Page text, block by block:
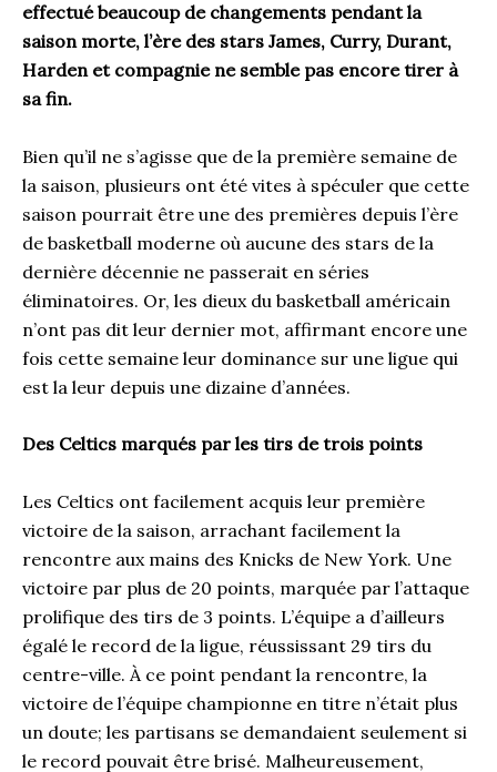
effectué beaucoup de changements pendant la
saison morte, l’ère des stars James, Curry, Durant,
Harden et compagnie ne semble pas encore tirer à
sa fin.
Bien qu’il ne s’agisse que de la première semaine de
la saison, plusieurs ont été vites à spéculer que cette
saison pourrait être une des premières depuis l’ère
de basketball moderne où aucune des stars de la
dernière décennie ne passerait en séries
éliminatoires. Or, les dieux du basketball américain
n’ont pas dit leur dernier mot, affirmant encore une
fois cette semaine leur dominance sur une ligue qui
est la leur depuis une dizaine d’années.
Des Celtics marqués par les tirs de trois points
Les Celtics ont facilement acquis leur première
victoire de la saison, arrachant facilement la
rencontre aux mains des Knicks de New York. Une
victoire par plus de 20 points, marquée par l’attaque
prolifique des tirs de 3 points. L’équipe a d’ailleurs
égalé le record de la ligue, réussissant 29 tirs du
centre-ville. À ce point pendant la rencontre, la
victoire de l’équipe championne en titre n’était plus
un doute; les partisans se demandaient seulement si
le record pouvait être brisé. Malheureusement,